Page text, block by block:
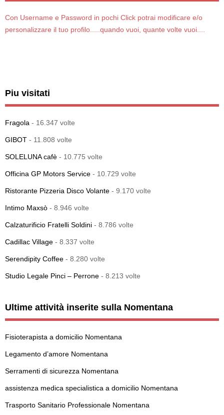
Con Username e Password in pochi Click potrai modificare e/o
personalizzare il tuo profilo.....quando vuoi, quante volte vuoi....
Piu visitati
Fragola - 16.347 volte
GIBOT - 11.808 volte
SOLELUNA cafè - 10.775 volte
Officina GP Motors Service - 10.729 volte
Ristorante Pizzeria Disco Volante - 9.170 volte
Intimo Maxsò - 8.946 volte
Calzaturificio Fratelli Soldini - 8.786 volte
Cadillac Village - 8.337 volte
Serendipity Coffee - 8.280 volte
Studio Legale Pinci – Perrone - 8.213 volte
Ultime attività inserite sulla Nomentana
Fisioterapista a domicilio Nomentana
Legamento d’amore Nomentana
Serramenti di sicurezza Nomentana
assistenza medica specialistica a domicilio Nomentana
Trasporto Sanitario Professionale Nomentana